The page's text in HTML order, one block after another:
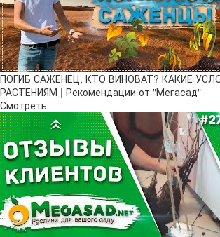
ПОГИБ САЖЕНЕЦ, КТО ВИНОВАТ? КАКИЕ
РАСТЕНИЯМ | Рекомендации от "Мегасад"
Смотреть